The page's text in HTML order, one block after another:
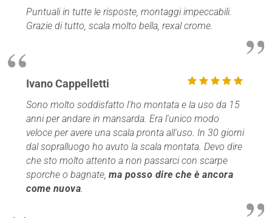
Puntuali in tutte le risposte, montaggi impeccabili.
Grazie di tutto, scala molto bella, rexal crome.
Ivano Cappelletti
Sono molto soddisfatto l'ho montata e la uso da 15
anni per andare in mansarda. Era l'unico modo
veloce per avere una scala pronta all'uso. In 30 giorni
dal sopralluogo ho avuto la scala montata. Devo dire
che sto molto attento a non passarci con scarpe
sporche o bagnate,ma posso dire che è ancora
come nuova